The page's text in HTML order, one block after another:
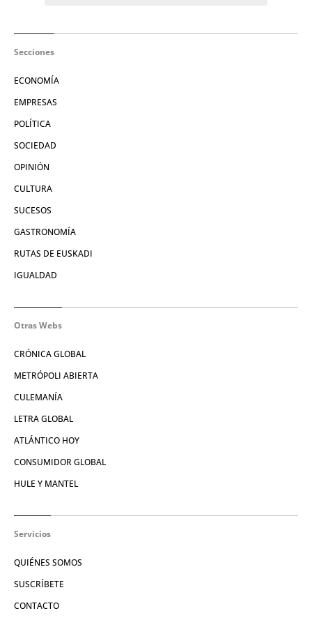
Secciones
ECONOMÍA
EMPRESAS
POLÍTICA
SOCIEDAD
OPINIÓN
CULTURA
SUCESOS
GASTRONOMÍA
RUTAS DE EUSKADI
IGUALDAD
Otras Webs
CRÓNICA GLOBAL
METRÓPOLI ABIERTA
CULEMANÍA
LETRA GLOBAL
ATLÁNTICO HOY
CONSUMIDOR GLOBAL
HULE Y MANTEL
Servicios
QUIÉNES SOMOS
SUSCRÍBETE
CONTACTO